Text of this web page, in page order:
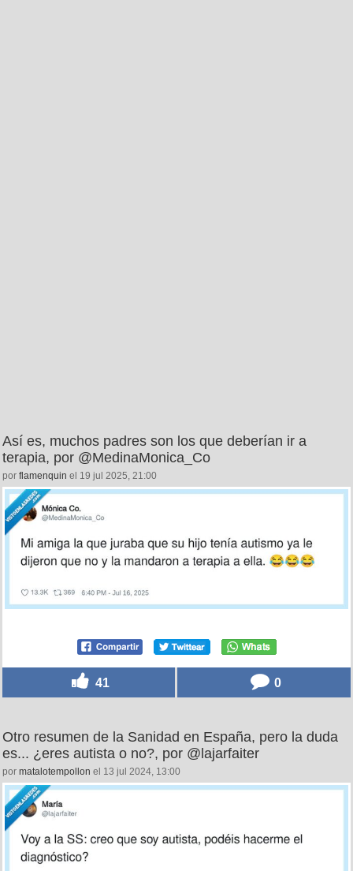
Así es, muchos padres son los que deberían ir a
terapia, por @MedinaMonica_Co
por flamenquin el 19 jul 2025, 21:00
41 0
Otro resumen de la Sanidad en España, pero la duda
es... ¿eres autista o no?, por @lajarfaiter
por matalotempollon el 13 jul 2024, 13:00